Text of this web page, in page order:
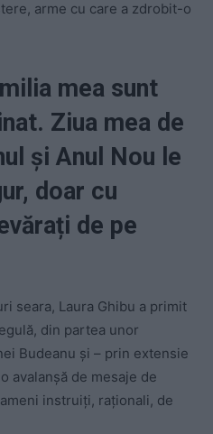
arme cu care a zdrobit-o
mea sunt
Ziua mea de
și Anul Nou le
doar cu
de pe
seara, Laura Ghibu a primit
din partea unor
Budeanu și – prin extensie
avalanșă de mesaje de
instruiți, raționali, de